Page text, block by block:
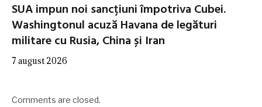
SUA impun noi sancțiuni împotriva Cubei.
Washingtonul acuză Havana de legături
militare cu Rusia, China și Iran
7 august 2026
Comments are closed.